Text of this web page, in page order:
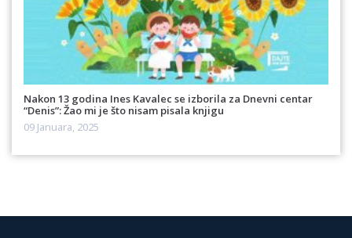
Nakon 13 godina Ines Kavalec se izborila za Dnevni centar
“Denis”: Žao mi je što nisam pisala knjigu
09 Januara, 2025